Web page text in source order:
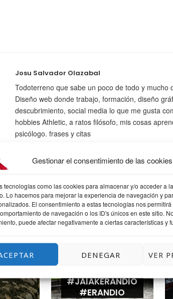
Gestionar el consentimiento de las cookies
tecnologías como las cookies para almacenar y/o acceder a
Lo hacemos para mejorar la experiencia de navegación y
El consentimiento a estas tecnologías nos
de navegación o los ID's únicos en este sitio.
puede afectar negativamente a ciertas características y
DENEGAR VER
Josu Salvador Olazabal
Todoterreno que sabe un poco de todo y mucho
Diseño web donde trabajo, formación, diseño
descubrimiento, social media lo que me gusta
hobbies Athletic, a ratos filósofo, mis cosas
psicólogo. frases y citas
QUIZÁS TE GUSTE
LLUEVE UN
#JAIAKERANDIO
#ERANDIO